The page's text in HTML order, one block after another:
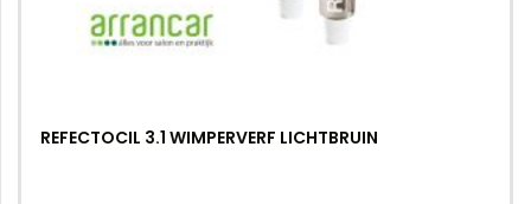
REFECTOCIL 3.1 WIMPERVERF LICHTBRUIN